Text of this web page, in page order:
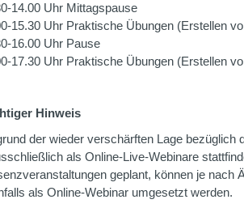
14.00 Uhr Mittagspause
15.30 Uhr Praktische Übungen (Erstellen
16.00 Uhr Pause
17.30 Uhr Praktische Übungen (Erstellen
Hinweis
der wieder verschärften Lage bezüglich
als Online-Live-Webinare
geplant, können je nach
als Online-Webinar umgesetzt werden.